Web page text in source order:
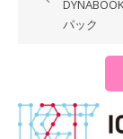
ー
シ
パック